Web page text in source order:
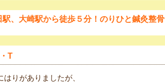
、大崎駅から徒歩５分！のりひと鍼灸整骨
T
りがありましたが、